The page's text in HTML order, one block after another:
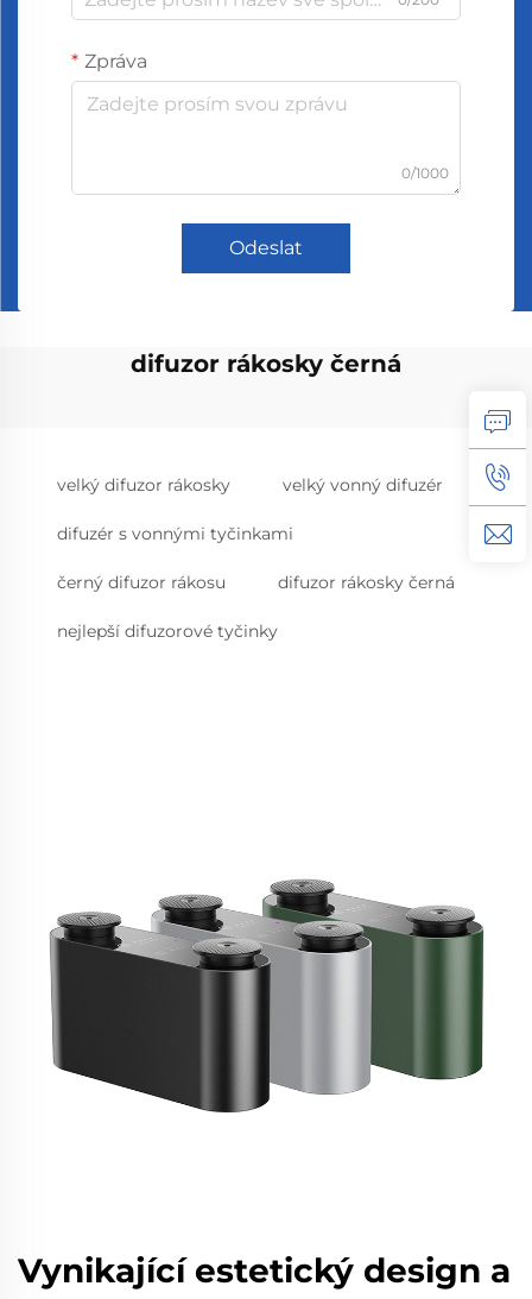
Zpráva
0/1000
Odeslat
difuzor rákosky černá
velký difuzor rákosky velký vonný difuzér
difuzér s vonnými tyčinkami
černý difuzor rákosu difuzor rákosky černá
nejlepší difuzorové tyčinky
Vynikající estetický design a